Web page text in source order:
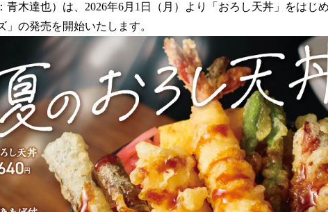
数
読
み
み
中
で
す
青木達也）は、2026年6月1日（月）より「おろし天丼」をはじ
」の発売を開始いたします。